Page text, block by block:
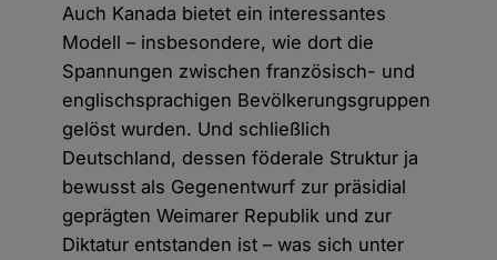
Auch Kanada bietet ein interessantes
Modell – insbesondere, wie dort die
Spannungen zwischen französisch- und
englischsprachigen Bevölkerungsgruppen
gelöst wurden. Und schließlich
Deutschland, dessen föderale Struktur ja
bewusst als Gegenentwurf zur präsidial
geprägten Weimarer Republik und zur
Diktatur entstanden ist – was sich unter